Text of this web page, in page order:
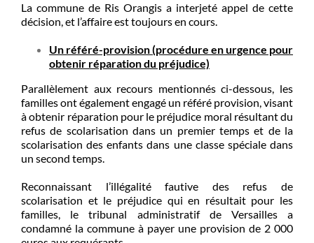
La commune de Ris Orangis a interjeté appel de cette
décision, et l’affaire est toujours en cours.
Un référé-provision (procédure en urgence pour
obtenir réparation du préjudice)
Parallèlement aux recours mentionnés ci-dessous, les
familles ont également engagé un référé provision, visant
à obtenir réparation pour le préjudice moral résultant du
refus de scolarisation dans un premier temps et de la
scolarisation des enfants dans une classe spéciale dans
un second temps.
Reconnaissant l’illégalité fautive des refus de
scolarisation et le préjudice qui en résultait pour les
familles, le tribunal administratif de Versailles a
condamné la commune à payer une provision de 2 000